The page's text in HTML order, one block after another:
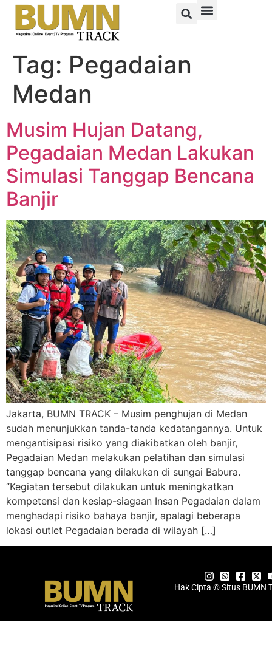
Tag: Pegadaian
Medan
Musim Hujan Datang,
Pegadaian Medan Lakukan
Simulasi Tanggap Bencana
Banjir
Jakarta, BUMN TRACK – Musim penghujan di Medan
sudah menunjukkan tanda-tanda kedatangannya. Untuk
mengantisipasi risiko yang diakibatkan oleh banjir,
Pegadaian Medan melakukan pelatihan dan simulasi
tanggap bencana yang dilakukan di sungai Babura.
“Kegiatan tersebut dilakukan untuk meningkatkan
kompetensi dan kesiap-siagaan Insan Pegadaian dalam
menghadapi risiko bahaya banjir, apalagi beberapa
lokasi outlet Pegadaian berada di wilayah […]
Hak Cipta © Situs BUMN